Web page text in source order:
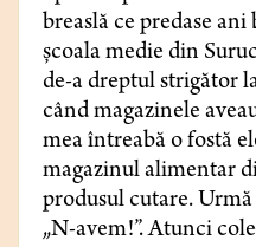
breaslă ce predase
școala medie din
de-a dreptul strigător
când magazinele
mea întreabă o fostă
magazinul alimentar
produsul cutare.
„N-avem!”. Atunci